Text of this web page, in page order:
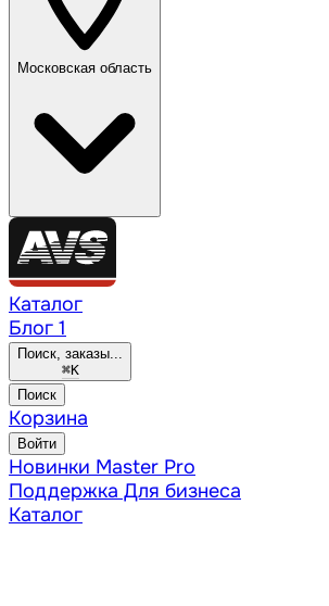
Московская область
Каталог
Блог 1
Поиск, заказы...
⌘K
Поиск
Корзина
Войти
Новинки Master Pro
Поддержка Для бизнеса
Каталог